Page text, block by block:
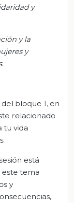
y
y la
y
bloque 1, en
relacionado
tu vida
está
este tema
y